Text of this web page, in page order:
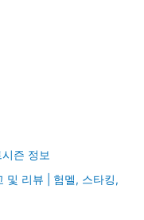
즌 정보
및 리뷰 | 험멜, 스타킹,